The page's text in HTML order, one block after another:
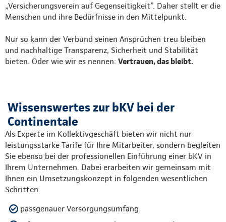
„Versicherungsverein auf Gegenseitigkeit”. Daher stellt er die
Menschen und ihre Bedürfnisse in den Mittelpunkt.
Nur so kann der Verbund seinen Ansprüchen treu bleiben
und nachhaltige Transparenz, Sicherheit und Stabilität
bieten. Oder wie wir es nennen: Vertrauen, das bleibt.
Wissenswertes zur bKV bei der
Continentale
Als Experte im Kollektivgeschäft bieten wir nicht nur
leistungsstarke Tarife für Ihre Mitarbeiter, sondern begleiten
Sie ebenso bei der professionellen Einführung einer bKV in
Ihrem Unternehmen. Dabei erarbeiten wir gemeinsam mit
Ihnen ein Umsetzungskonzept in folgenden wesentlichen
Schritten:
passgenauer Versorgungsumfang